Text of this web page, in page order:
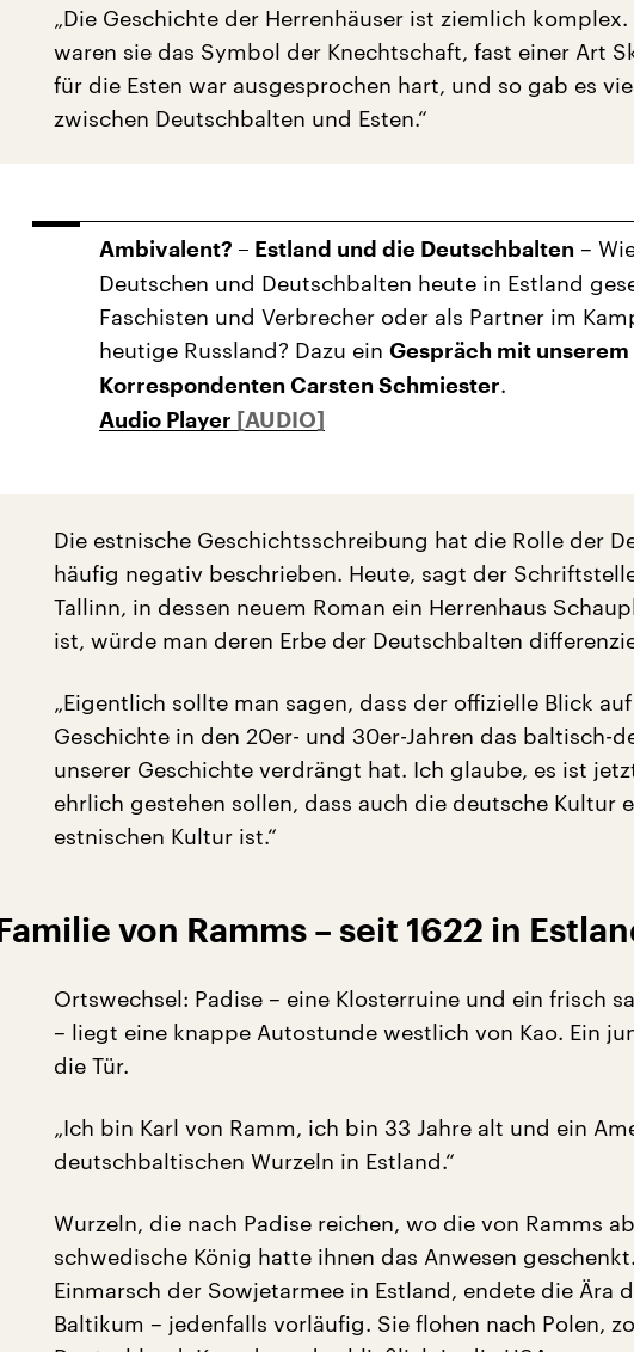
„Die Geschichte der Herrenhäuser ist ziemlich komplex.
waren sie das Symbol der Knechtschaft, fast einer Art
für die Esten war ausgesprochen hart, und so gab es
zwischen Deutschbalten und Esten.“
Ambivalent? – Estland und die Deutschbalten –
Deutschen und Deutschbalten heute in Estland
Faschisten und Verbrecher oder als Partner im
heutige Russland? Dazu ein Gespräch mit unserem
Korrespondenten Carsten Schmiester.
Audio Player
Die estnische Geschichtsschreibung hat die Rolle der
häufig negativ beschrieben. Heute, sagt der
Tallinn, in dessen neuem Roman ein Herrenhaus
ist, würde man deren Erbe der Deutschbalten
„Eigentlich sollte man sagen, dass der offizielle Blick
Geschichte in den 20er- und 30er-Jahren das baltisch-
unserer Geschichte verdrängt hat. Ich glaube, es ist
ehrlich gestehen sollen, dass auch die deutsche Kultur
estnischen Kultur ist.“
Familie von Ramms – seit 1622 in
Ortswechsel: Padise – eine Klosterruine und ein frisch
– liegt eine knappe Autostunde westlich von Kao. Ein
die Tür.
„Ich bin Karl von Ramm, ich bin 33 Jahre alt und ein
deutschbaltischen Wurzeln in Estland.“
Wurzeln, die nach Padise reichen, wo die von Ramms
schwedische König hatte ihnen das Anwesen
Einmarsch der Sowjetarmee in Estland, endete die Ära
Baltikum – jedenfalls vorläufig. Sie flohen nach Polen,